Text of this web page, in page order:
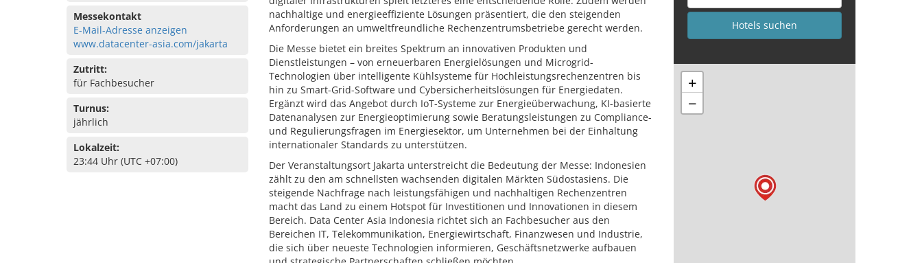
Messekontakt
E-Mail-Adresse anzeigen
www.datacenter-asia.com/jakarta
Zutritt:
für Fachbesucher
Turnus:
jährlich
Lokalzeit:
23:44 Uhr (UTC +07:00)
nachhaltige und energieeffiziente Lösungen präsentiert, die den steigenden
Anforderungen an umweltfreundliche Rechenzentrumsbetriebe gerecht werden.
Die Messe bietet ein breites Spektrum an innovativen Produkten und
Dienstleistungen – von erneuerbaren Energielösungen und Microgrid-
Technologien über intelligente Kühlsysteme für Hochleistungsrechenzentren bis
hin zu Smart-Grid-Software und Cybersicherheitslösungen für Energiedaten.
Ergänzt wird das Angebot durch IoT-Systeme zur Energieüberwachung, KI-basierte
Datenanalysen zur Energieoptimierung sowie Beratungsleistungen zu Compliance-
und Regulierungsfragen im Energiesektor, um Unternehmen bei der Einhaltung
internationaler Standards zu unterstützen.
Der Veranstaltungsort Jakarta unterstreicht die Bedeutung der Messe: Indonesien
zählt zu den am schnellsten wachsenden digitalen Märkten Südostasiens. Die
steigende Nachfrage nach leistungsfähigen und nachhaltigen Rechenzentren
macht das Land zu einem Hotspot für Investitionen und Innovationen in diesem
Bereich. Data Center Asia Indonesia richtet sich an Fachbesucher aus den
Bereichen IT, Telekommunikation, Energiewirtschaft, Finanzwesen und Industrie,
die sich über neueste Technologien informieren, Geschäftsnetzwerke aufbauen
+
−